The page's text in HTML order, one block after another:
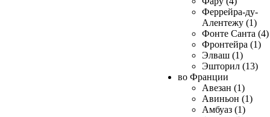
Феррейра-ду-
Алентежу (1)
Фонте Санта (4)
Фронтейра (1)
Элваш (1)
Эшторил (13)
во Франции
Авезан (1)
Авиньон (1)
Амбуаз (1)